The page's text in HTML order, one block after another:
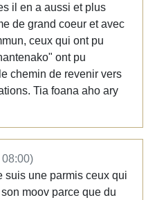
il en a aussi et plus
de grand coeur et avec
ceux qui ont pu
ont pu
chemin de revenir vers
Tia foana aho ary
suis une parmis ceux qui
moov parce que du